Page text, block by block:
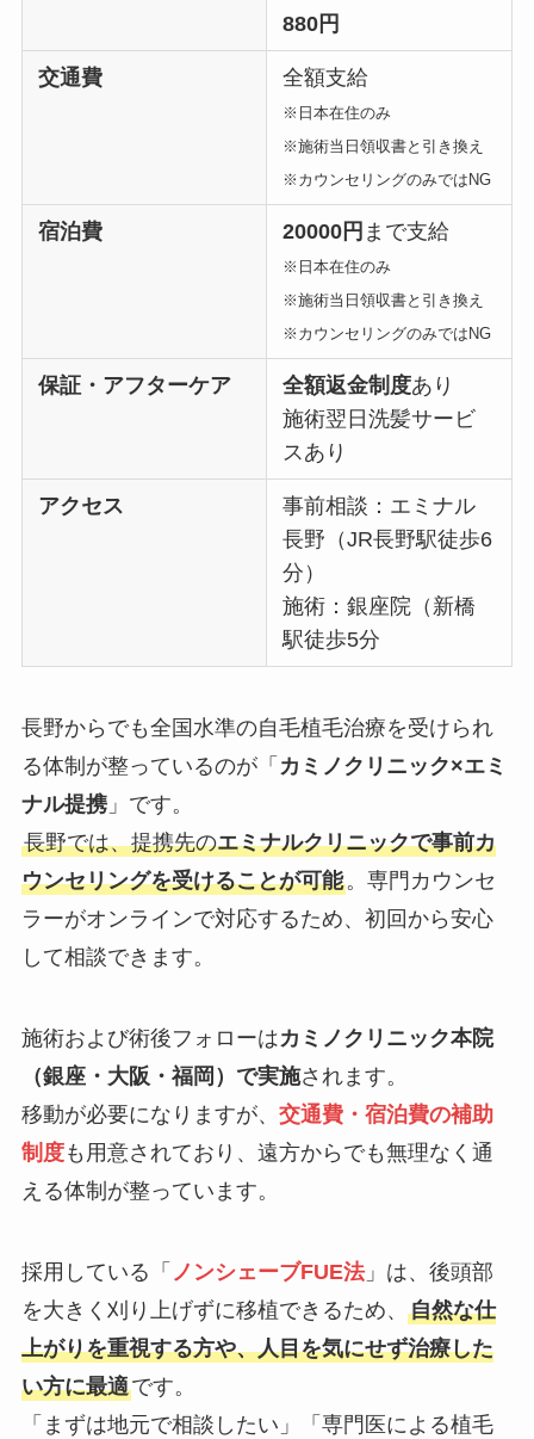
880円
交通費 全額支給
※日本在住のみ
※施術当日領収書と引き換え
※カウンセリングのみではNG
宿泊費 20000円 まで支給
※日本在住のみ
※施術当日領収書と引き換え
※カウンセリングのみではNG
保証・アフターケア 全額返金制度あり
施術翌日洗髪サービ
スあり
アクセス
事前相談：エミナル
長野（JR長野駅徒歩6
分）
施術：銀座院（新橋
駅徒歩5分
長野からでも全国水準の自毛植毛治療を受けられ
る体制が整っているのが「 カミノクリニック×エミ
ナル提携」です。
長野では、提携先のエミナルクリニックで事前カ
ウンセリングを受けることが可能。専門カウンセ
ラーがオンラインで対応するため、初回から安心
して相談できます。
施術および術後フォローはカミノクリニック本院
（銀座・大阪・福岡）で実施されます。
移動が必要になりますが、 交通費・宿泊費の補助
制度も用意されており、遠方からでも無理なく通
える体制が整っています。
採用している「 ノンシェーブFUE法」は、後頭部
を大きく刈り上げずに移植できるため、 自然な仕
上がりを重視する方や、人目を気にせず治療した
い方に最適です。
「まずは地元で相談したい」「専門医による植毛